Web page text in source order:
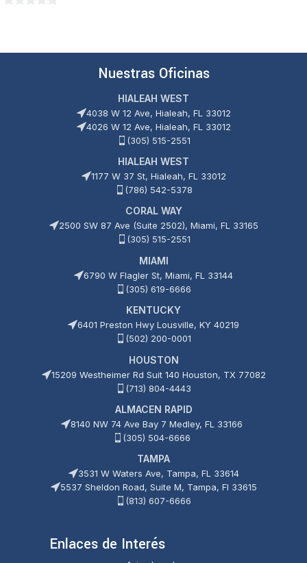
Nuestras Oficinas
HIALEAH WEST
4038 W 12 Ave, Hialeah, FL 33012
4026 W 12 Ave, Hialeah, FL 33012
(305) 515-2551
HIALEAH WEST
1177 W 37 St, Hialeah, FL 33012
(786) 542-5378
CORAL WAY
2500 SW 87 Ave (Suite 2502), Miami, FL 33165
(305) 515-2551
MIAMI
6790 W Flagler St, Miami, FL 33144
(305) 619-6666
KENTUCKY
6401 Preston Hwy Lousville, KY 40219
(502) 200-0001
HOUSTON
15209 Westheimer Rd Suit 140 Houston, TX 77082
(713) 804-4443
ALMACEN RAPID
8140 NW 74 Ave Bay 7 Medley, FL 33166
(305) 504-6666
TAMPA
3531 W Waters Ave, Tampa, FL 33614
5537 Sheldon Road, Suite M, Tampa, Fl 33615
(813) 607-6666
Enlaces de Interés